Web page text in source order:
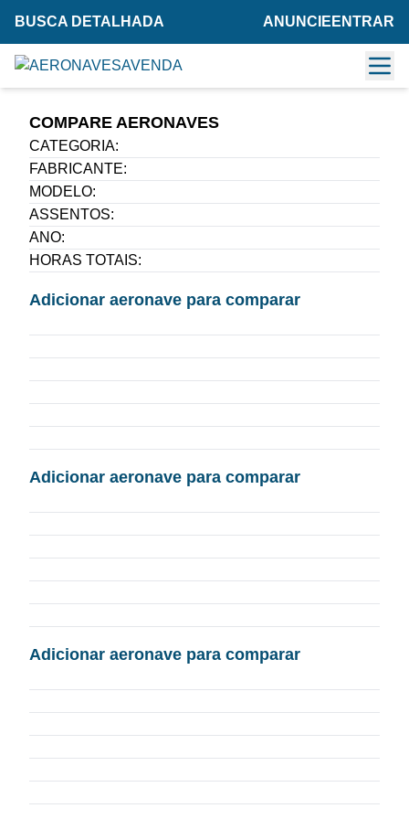
BUSCA DETALHADA ANUNCIE ENTRAR
Compare
COMPARE AERONAVES
CATEGORIA:
FABRICANTE:
MODELO:
ASSENTOS:
ANO:
HORAS TOTAIS:
Adicionar aeronave para comparar
Adicionar aeronave para comparar
Adicionar aeronave para comparar